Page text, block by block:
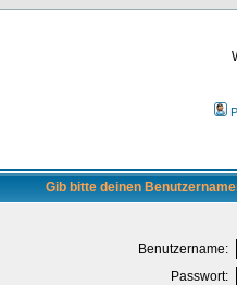
Gib bitte deinen
Benutzername:
Passwort: